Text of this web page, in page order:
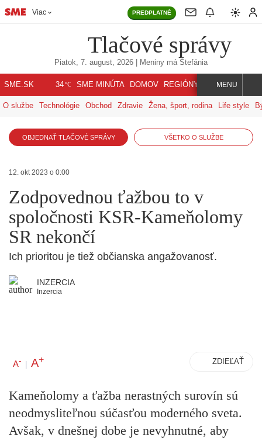
Viac PREDPLATNÉ
Tlačové správy
Piatok, 7. august, 2026 | Meniny má Štefánia
SME.SK 34℃ SME MINÚTA DOMOV REGIÓNY INDEX SVET
MENU
O službe Technológie Obchod Zdravie Žena, šport, rodina Life style
OBJEDNAŤ TLAČOVÉ SPRÁVY VŠETKO O SLUŽBE
12. okt 2023 o 0:00
Zodpovednou ťažbou to v
spoločnosti KSR-Kameňolomy
SR nekončí
Ich prioritou je tiež občianska angažovanosť.
INZERCIA
Inzercia
A- | A+ ZDIEĽAŤ
Kameňolomy a ťažba nerastných surovín sú
neodmysliteľnou súčasťou moderného sveta.
Avšak, v dnešnej dobe je nevyhnutné, aby